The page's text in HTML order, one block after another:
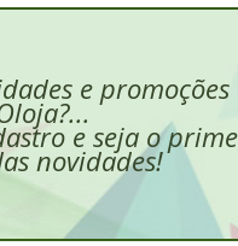
e promoções
e seja o
novidades!